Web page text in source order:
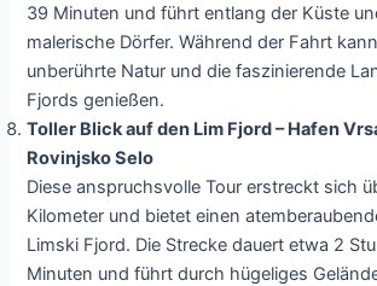
39 Minuten und führt entlang der Küste
malerische Dörfer. Während der Fahrt
unberührte Natur und die faszinierende
Fjords genießen.
Toller Blick auf den Lim Fjord – Hafen
Rovinjsko Selo
Diese anspruchsvolle Tour erstreckt sich
Kilometer und bietet einen
Limski Fjord. Die Strecke dauert etwa 2
Minuten und führt durch hügeliges